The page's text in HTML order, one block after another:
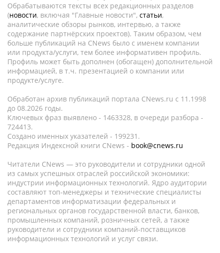
Обрабатываются тексты всех редакционных разделов
(новости, включая "Главные новости", статьи,
аналитические обзоры рынков, интервью, а также
содержание партнёрских проектов). Таким образом, чем
больше публикаций на CNews было с именем компании
или продукта/услуги, тем более информативен профиль.
Профиль может быть дополнен (обогащен) дополнительной
информацией, в т.ч. презентацией о компании или
продукте/услуге.
Обработан архив публикаций портала CNews.ru c 11.1998
до 08.2026 годы.
Ключевых фраз выявлено - 1463328, в очереди разбора -
724413.
Создано именных указателей - 199231.
Редакция Индексной книги CNews - book@cnews.ru
Читатели CNews — это руководители и сотрудники одной
из самых успешных отраслей российской экономики:
индустрии информационных технологий. Ядро аудитории
составляют топ-менеджеры и технические специалисты
департаментов информатизации федеральных и
региональных органов государственной власти, банков,
промышленных компаний, розничных сетей, а также
руководители и сотрудники компаний-поставщиков
информационных технологий и услуг связи.